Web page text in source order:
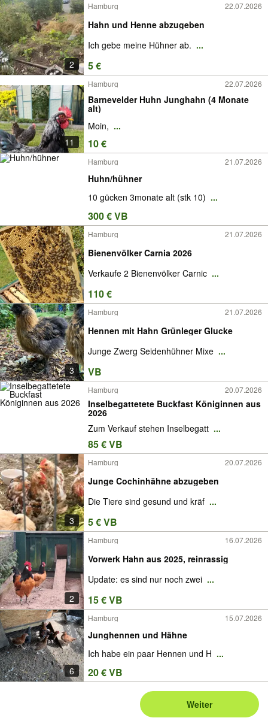
2
Hamburg 22.07.2026
Hahn und Henne abzugeben
Ich gebe meine Hühner ab. ...
5 €
11
Hamburg 22.07.2026
Barnevelder Huhn Junghahn (4 Monate
alt)
Moin, ...
10 €
Hamburg 21.07.2026
Huhn/hühner
10 gücken 3monate alt (stk 10) ...
300 € VB
Hamburg 21.07.2026
Bienenvölker Carnia 2026
Verkaufe 2 Bienenvölker Carnic ...
110 €
3
Hamburg 21.07.2026
Hennen mit Hahn Grünleger Glucke
Junge Zwerg Seidenhühner Mixe ...
VB
Hamburg 20.07.2026
Inselbegattetete Buckfast Königinnen aus
2026
Zum Verkauf stehen Inselbegatt ...
85 € VB
3
Hamburg 20.07.2026
Junge Cochinhähne abzugeben
Die Tiere sind gesund und kräf ...
5 € VB
2
Hamburg 16.07.2026
Vorwerk Hahn aus 2025, reinrassig
Update: es sind nur noch zwei ...
15 € VB
6
Hamburg 15.07.2026
Junghennen und Hähne
Ich habe ein paar Hennen und H ...
20 € VB
Weiter